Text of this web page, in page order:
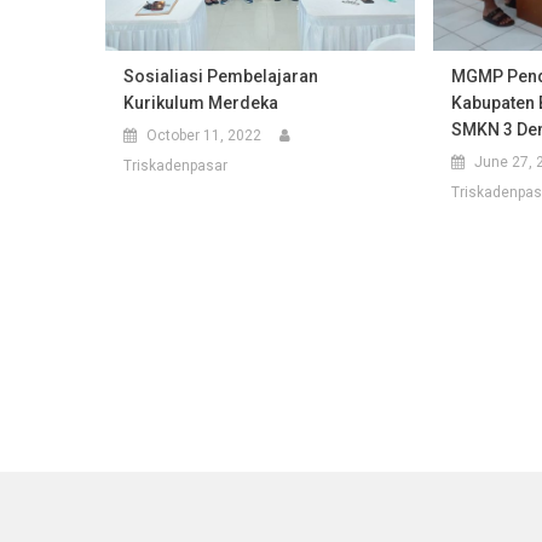
Sosialiasi Pembelajaran
Kurikulum Merdeka
October 11, 2022
Triskadenpasar
MGMP
Kabupaten
SMKN 3
June 27,